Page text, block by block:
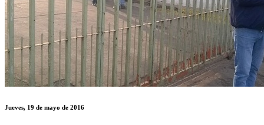
Jueves, 19 de mayo de 2016